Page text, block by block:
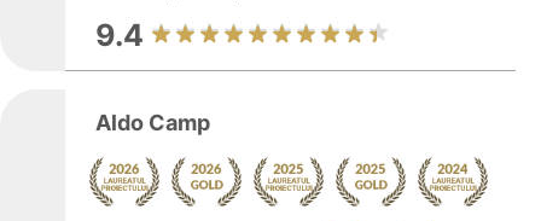
9.4
Aldo Camp